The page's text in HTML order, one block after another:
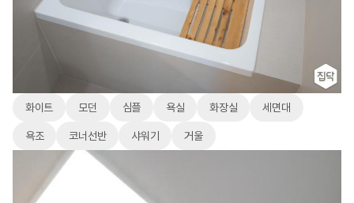
화이트 모던 심플 욕실 화장실 세면대
욕조 코너선반 샤워기 거울